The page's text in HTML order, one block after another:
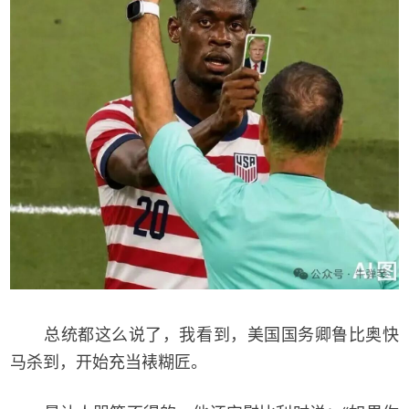
总统都这么说了，我看到，美国国务卿鲁比奥快
马杀到，开始充当裱糊匠。